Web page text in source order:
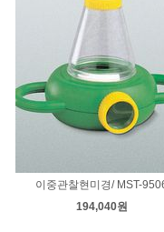
이중관찰현미경/ MST-
194,040원